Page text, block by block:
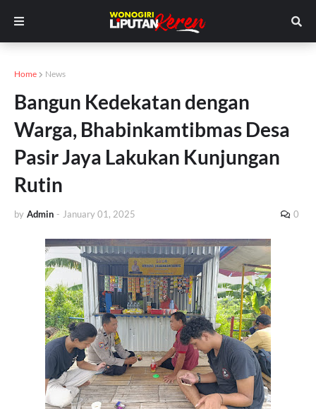
Home News
Bangun Kedekatan dengan
Warga, Bhabinkamtibmas Desa
Pasir Jaya Lakukan Kunjungan
Rutin
by Admin - January 01, 2025 0